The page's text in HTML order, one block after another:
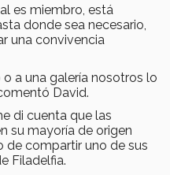
es miembro, está
donde sea necesario,
una convivencia
o a una galería nosotros lo
David.
di cuenta que las
su mayoría de origen
de compartir uno de sus
Filadelfia.